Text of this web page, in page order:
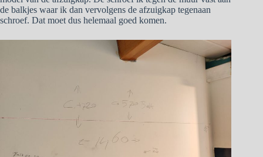
de balkjes waar ik dan vervolgens de afzuigkap tegenaan
schroef. Dat moet dus helemaal goed komen.